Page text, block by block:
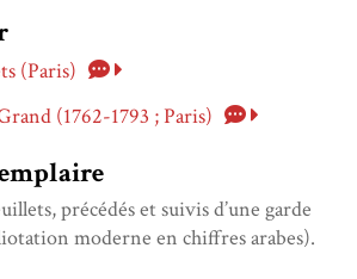
(Paris)
(1762-1793 ; Paris)
précédés et suivis d’une garde
moderne en chiffres arabes).